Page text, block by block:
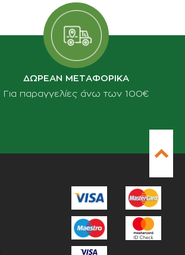
ΔΩΡΕΑΝ ΜΕΤΑΦΟΡΙΚΑ
Για παραγγελίες άνω των 100€